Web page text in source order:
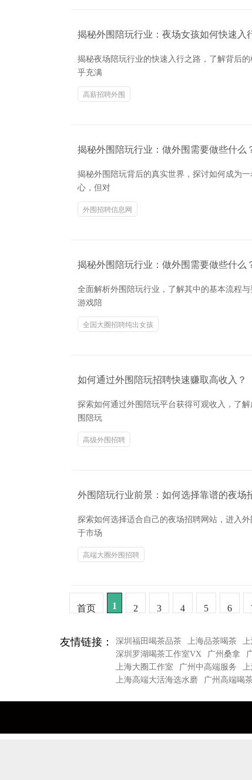
揭秘外围陪玩行业：夜场女孩如何快速入
揭秘夜场陪玩行业的快速入行之路，了解背后
乎充满
高薪招聘外围
揭秘外围陪玩行业：做外围需要做些什么
揭秘外围陪玩背后的真实世界，探讨如何成为
心，但对
外围招聘信息网
揭秘外围陪玩行业：做外围需要做些什么
全面解析外围陪玩行业，了解其中的基本流程
游戏陪
全国大圈招聘纯出女孩
如何通过外围陪玩招聘快速赚取高收入？
探索如何通过外围陪玩平台获得可观收入，了
围陪玩
高级外围招聘
外围陪玩行业前景：如何选择靠谱的夜场
探索如何选择适合自己的夜场招聘网站，进入
于市场
高端大圈外围招聘
首页 1 2 3 4 5 6
友情链接： 深圳福田喝茶品茶 上海品茶喝茶
深圳罗湖喝茶工作室VX
广州桑拿
上海大圈工作室
广州中高端服务
上海高端大活海选水磨
广州高端喝